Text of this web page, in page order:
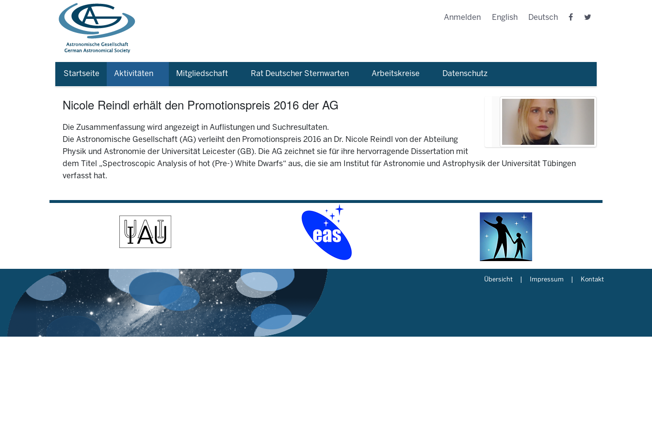
Anmelden English Deutsch
Startseite Aktivitäten Mitgliedschaft Rat Deutscher Sternwarten Arbeitskreise Datenschutz
Nicole Reindl erhält den Promotionspreis 2016 der AG
Die Zusammenfassung wird angezeigt in Auflistungen und Suchresultaten.
Die Astronomische Gesellschaft (AG) verleiht den Promotionspreis 2016 an Dr. Nicole Reindl von der Abteilung
Physik und Astronomie der Universität Leicester (GB). Die AG zeichnet sie für ihre hervorragende Dissertation mit
dem Titel „Spectroscopic Analysis of hot (Pre-) White Dwarfs“ aus, die sie am Institut für Astronomie und Astrophysik der Universität Tübingen
verfasst hat.
Übersicht Impressum Kontakt